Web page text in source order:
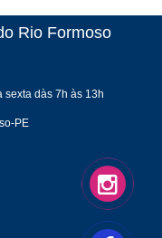
Rio Formoso
dàs 7h às 13h
PE